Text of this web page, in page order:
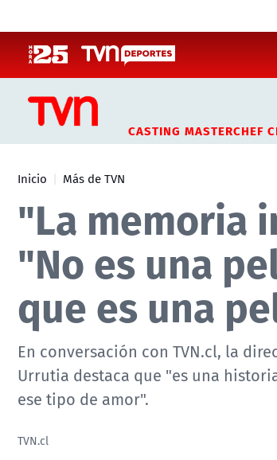
CASTING MASTERCHEF
Inicio Más de TVN
"La memoria
"No es una
que es una
En conversación con TVN.cl, la
Urrutia destaca que "es una
ese tipo de amor".
TVN.cl